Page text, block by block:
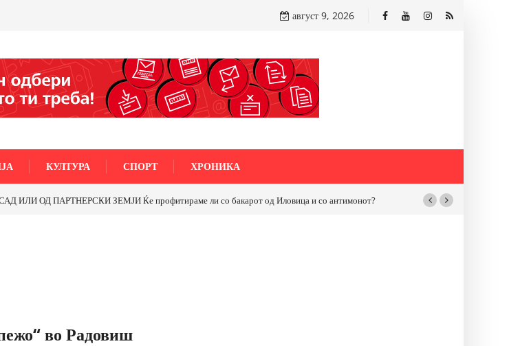
август 9, 2026
КУЛТУРА СПОРТ ХРОНИКА
ОД ПАРТНЕРСКИ ЗЕМЈИ Ќе профитираме ли со бакарот од Иловица и со антимонот?
во Радовиш